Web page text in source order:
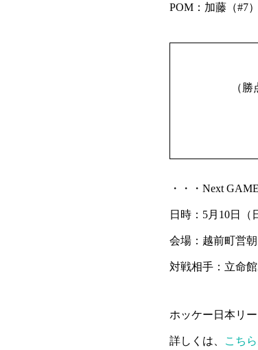
POM：加藤（#7）
（
・・・Next
日時：5月10日（
会場：越前町営
対戦相手：立命
ホッケー日本リ
詳しくは、 こちら